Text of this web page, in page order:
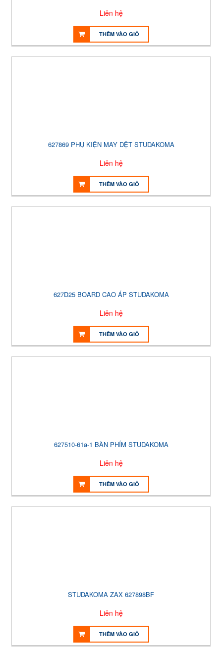
Liên hệ
THÊM VÀO GIỎ
627869 PHỤ KIỆN MAY DỆT STUDAKOMA
Liên hệ
THÊM VÀO GIỎ
627D25 BOARD CAO ÁP STUDAKOMA
Liên hệ
THÊM VÀO GIỎ
627510-61a-1 BÀN PHÍM STUDAKOMA
Liên hệ
THÊM VÀO GIỎ
STUDAKOMA ZAX 627898BF
Liên hệ
THÊM VÀO GIỎ